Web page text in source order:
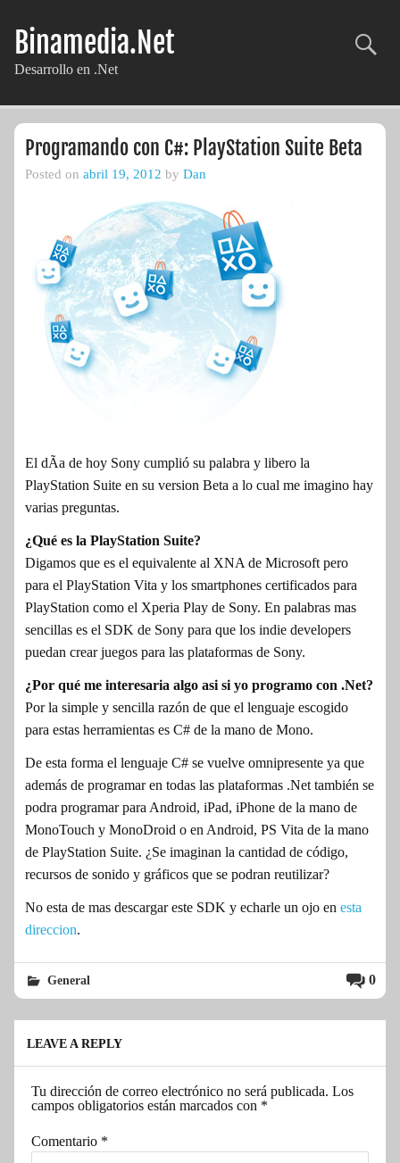
content
Binamedia.Net
Desarrollo en .Net
Programando con C#: PlayStation Suite Beta
Posted on abril 19, 2012 by Dan
El dÃ­a de hoy Sony cumplió su palabra y libero la
PlayStation Suite en su version Beta a lo cual me imagino hay
varias preguntas.
¿Qué es la PlayStation Suite?
Digamos que es el equivalente al XNA de Microsoft pero
para el PlayStation Vita y los smartphones certificados para
PlayStation como el Xperia Play de Sony. En palabras mas
sencillas es el SDK de Sony para que los indie developers
puedan crear juegos para las plataformas de Sony.
¿Por qué me interesaria algo asi si yo programo con .Net?
Por la simple y sencilla razón de que el lenguaje escogido
para estas herramientas es C# de la mano de Mono.
De esta forma el lenguaje C# se vuelve omnipresente ya que
además de programar en todas las plataformas .Net también se
podra programar para Android, iPad, iPhone de la mano de
MonoTouch y MonoDroid o en Android, PS Vita de la mano
de PlayStation Suite. ¿Se imaginan la cantidad de código,
recursos de sonido y gráficos que se podran reutilizar?
No esta de mas descargar este SDK y echarle un ojo en esta
direccion.
0
General
LEAVE A REPLY
Tu dirección de correo electrónico no será publicada. Los
campos obligatorios están marcados con *
Comentario *